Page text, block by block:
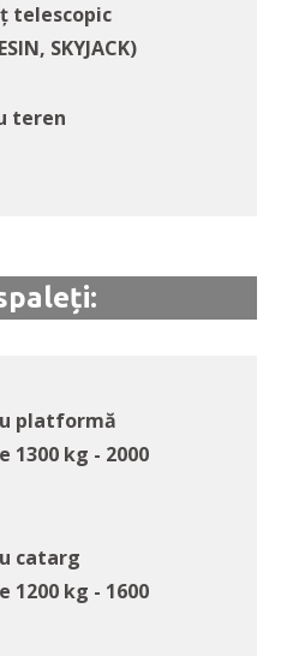
telescopic
SKYJACK)
teren
platformă
kg - 2000
catarg
kg - 1600